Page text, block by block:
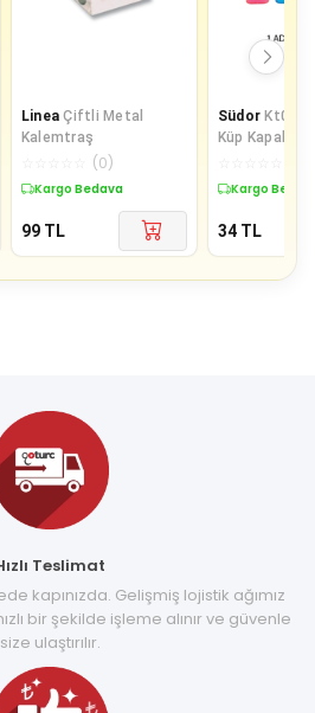
Linea Çiftli Metal
Kalemtraş
(0)
Kargo Bedava
99 TL
Südor Kt09
Küp Kapaklı
Kargo
34 TL
Teslimat
kapınızda. Gelişmiş lojistik ağımız
bir şekilde işleme alınır ve güvenle
size ulaştırılır.